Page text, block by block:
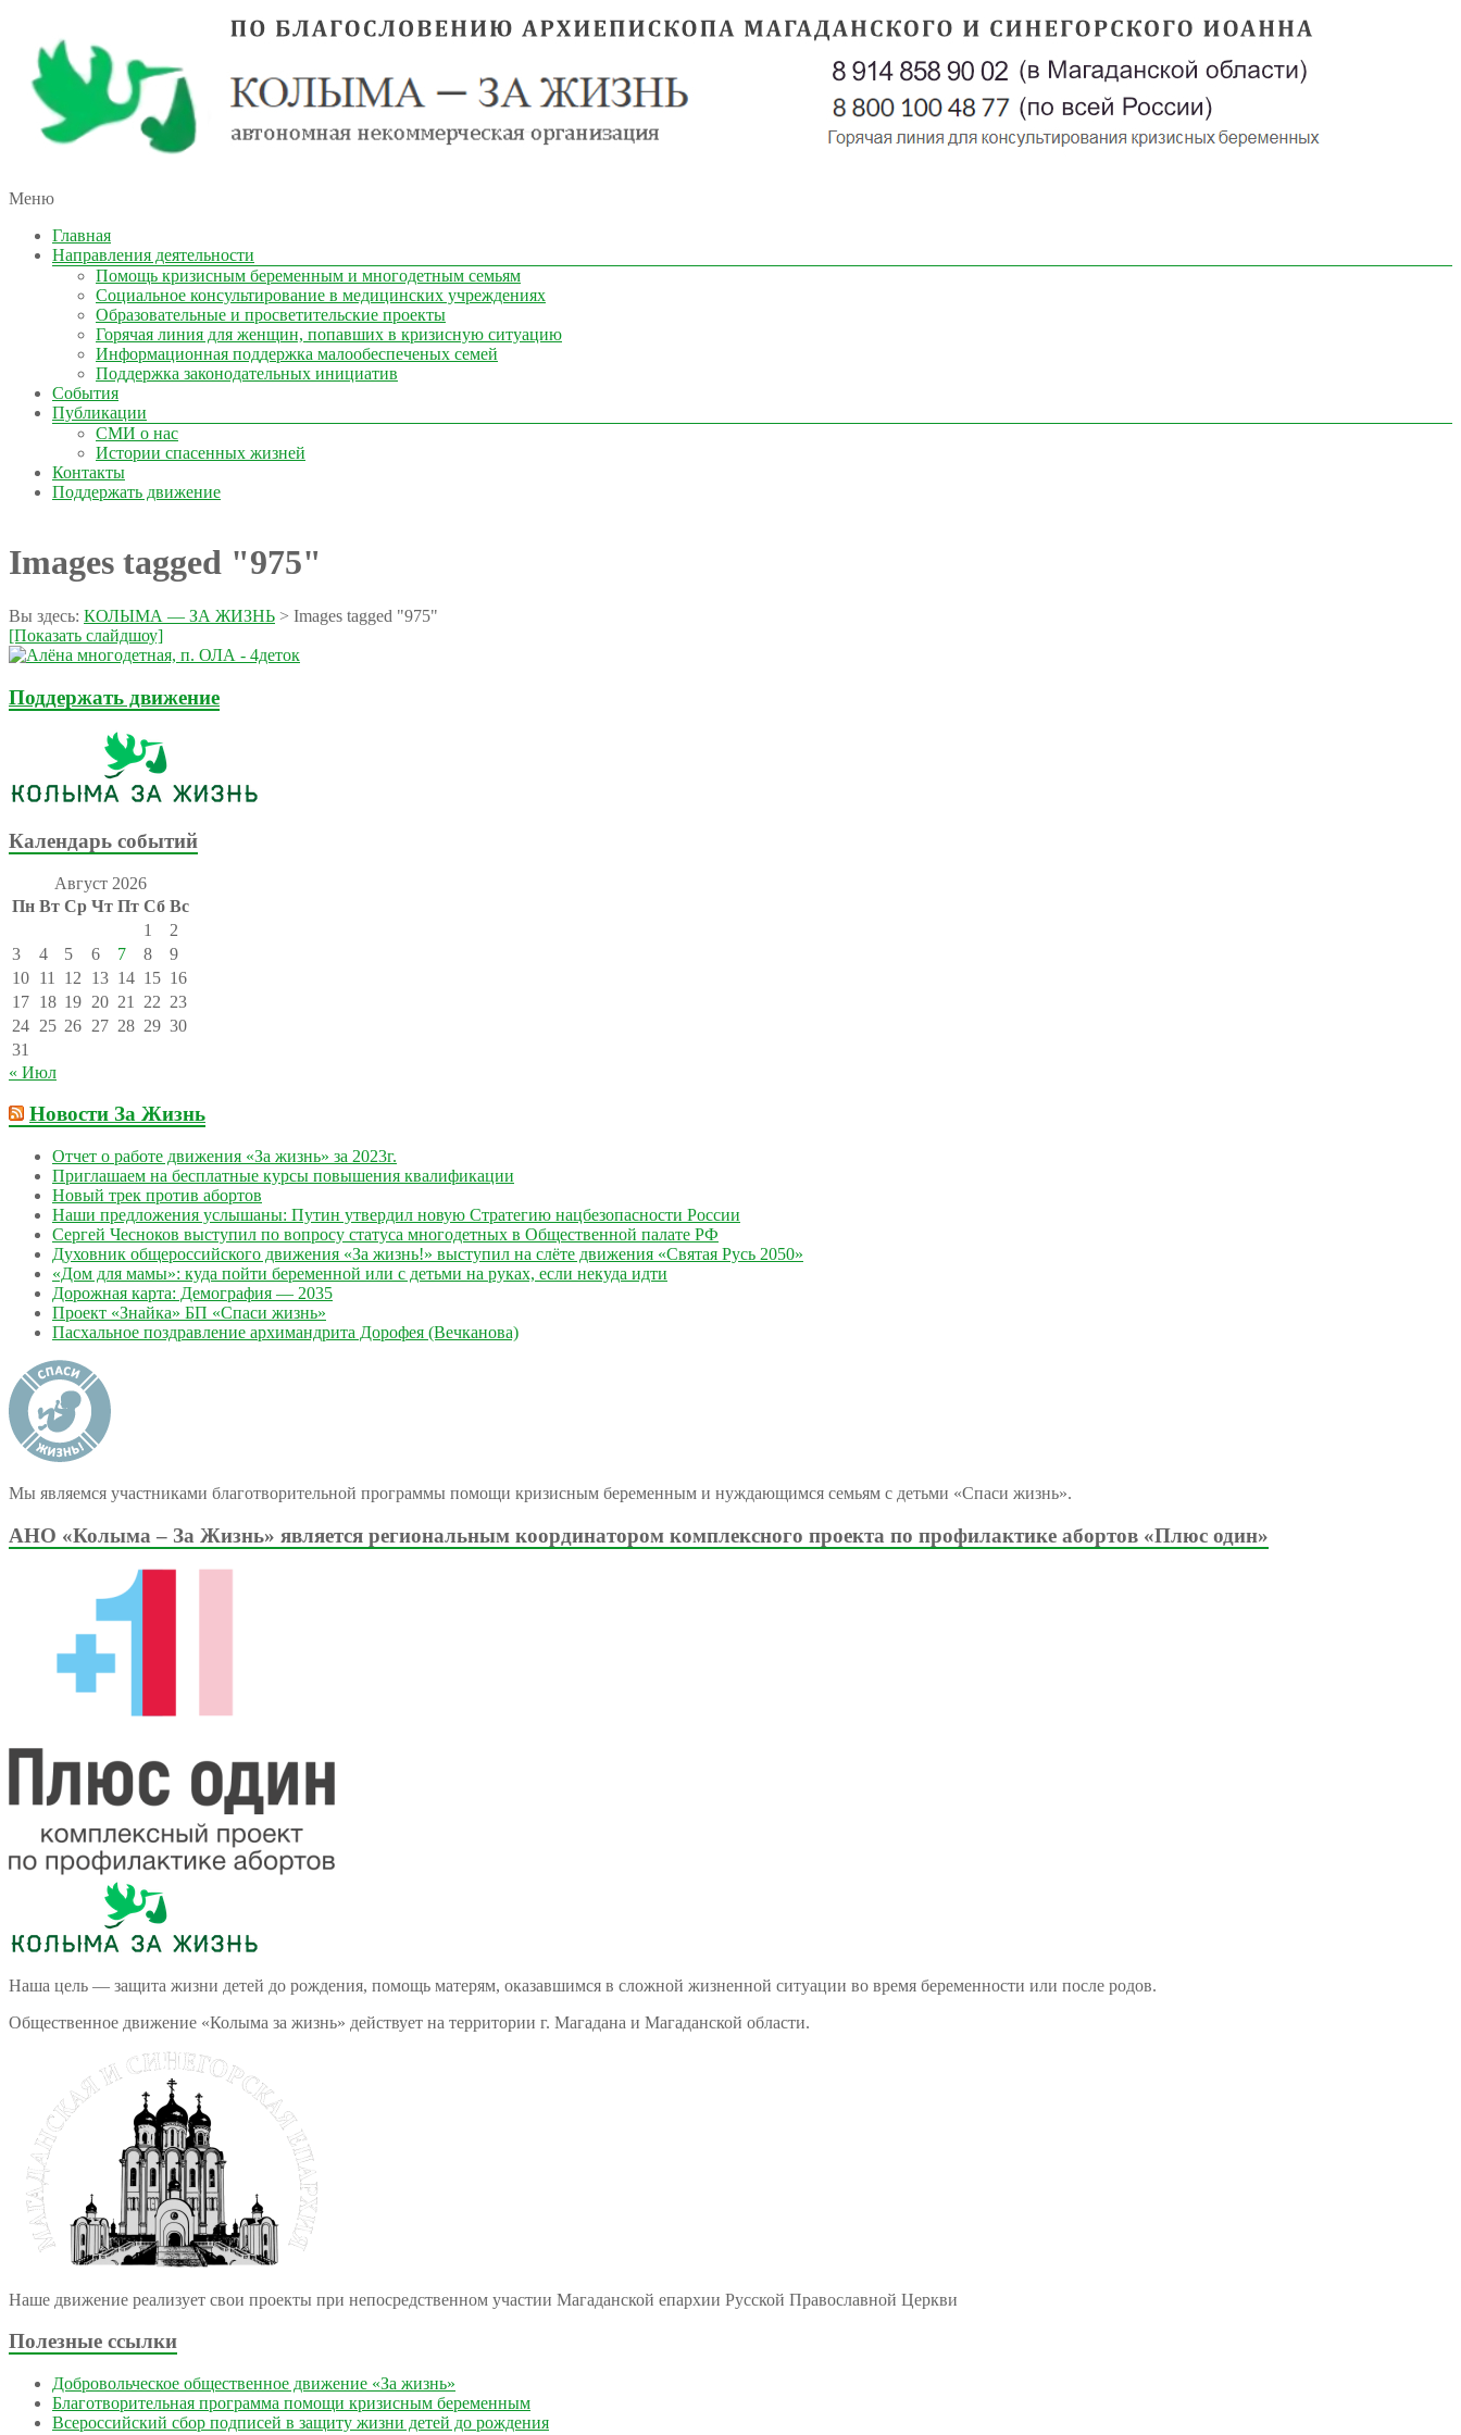
КОЛЫМА — ЗА ЖИЗНЬ
автономная некоммерческая организация
Меню
Главная
Направления деятельности
Помощь кризисным беременным и многодетным семьям
Социальное консультирование в медицинских учреждениях
Образовательные и просветительские проекты
Горячая линия для женщин, попавших в кризисную ситуацию
Информационная поддержка малообеспеченых семей
Поддержка законодательных инициатив
События
Публикации
СМИ о нас
Истории спасенных жизней
Контакты
Поддержать движение
Images tagged "975"
Вы здесь: КОЛЫМА — ЗА ЖИЗНЬ > Images tagged "975"
[Показать слайдшоу]
Поддержать движение
Календарь событий
Август 2026
Пн Вт Ср Чт Пт Сб Вс
1
2
3
4 5 6 7 8
9
10 11 12 13 14 15 16
17 18 19 20 21 22 23
24 25 26 27 28 29 30
31
« Июл
Новости За Жизнь
Отчет о работе движения «За жизнь» за 2023г.
Приглашаем на бесплатные курсы повышения квалификации
Новый трек против абортов
Наши предложения услышаны: Путин утвердил новую Стратегию нацбезопасности России
Сергей Чесноков выступил по вопросу статуса многодетных в Общественной палате РФ
Духовник общероссийского движения «За жизнь!» выступил на слёте движения «Святая Русь 2050»
«Дом для мамы»: куда пойти беременной или с детьми на руках, если некуда идти
Дорожная карта: Демография — 2035
Проект «Знайка» БП «Спаси жизнь»
Пасхальное поздравление архимандрита Дорофея (Вечканова)
Мы являемся участниками благотворительной программы помощи кризисным беременным и нуждающимся семьям с детьми «Спаси жизнь».
АНО «Колыма – За Жизнь» является региональным координатором комплексного проекта по профилактике абортов «Плюс один»
Наша цель — защита жизни детей до рождения, помощь матерям, оказавшимся в сложной жизненной ситуации во время беременности или после родов.
Общественное движение «Колыма за жизнь» действует на территории г. Магадана и Магаданской области.
Наше движение реализует свои проекты при непосредственном участии Магаданской епархии Русской Православной Церкви
Полезные ссылки
Добровольческое общественное движение «За жизнь»
Благотворительная программа помощи кризисным беременным
Всероссийский сбор подписей в защиту жизни детей до рождения